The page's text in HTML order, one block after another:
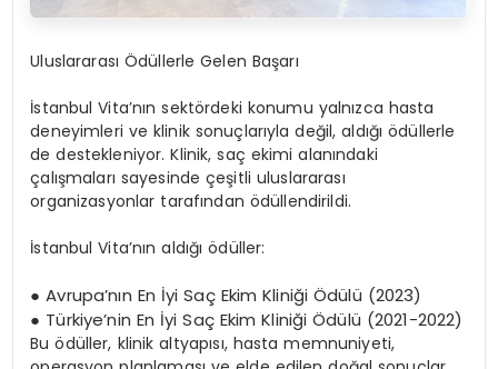
Uluslararası Ödüllerle Gelen Başarı
İstanbul Vita’nın sektördeki konumu yalnızca hasta
deneyimleri ve klinik sonuçlarıyla değil, aldığı ödüllerle
de destekleniyor. Klinik, saç ekimi alanındaki
çalışmaları sayesinde çeşitli uluslararası
organizasyonlar tarafından ödüllendirildi.
İstanbul Vita’nın aldığı ödüller:
● Avrupa’nın En İyi Saç Ekim Kliniği Ödülü (2023)
● Türkiye’nin En İyi Saç Ekim Kliniği Ödülü (2021-2022)
Bu ödüller, klinik altyapısı, hasta memnuniyeti,